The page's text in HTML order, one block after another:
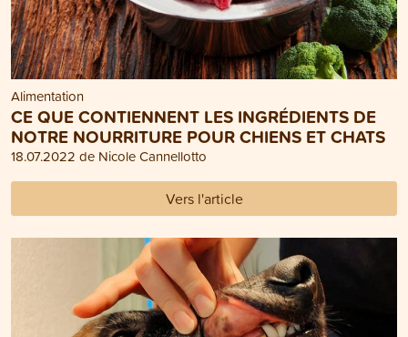
Alimentation
CE QUE CONTIENNENT LES INGRÉDIENTS DE
NOTRE NOURRITURE POUR CHIENS ET CHATS
18.07.2022 de Nicole Cannellotto
Vers l'article